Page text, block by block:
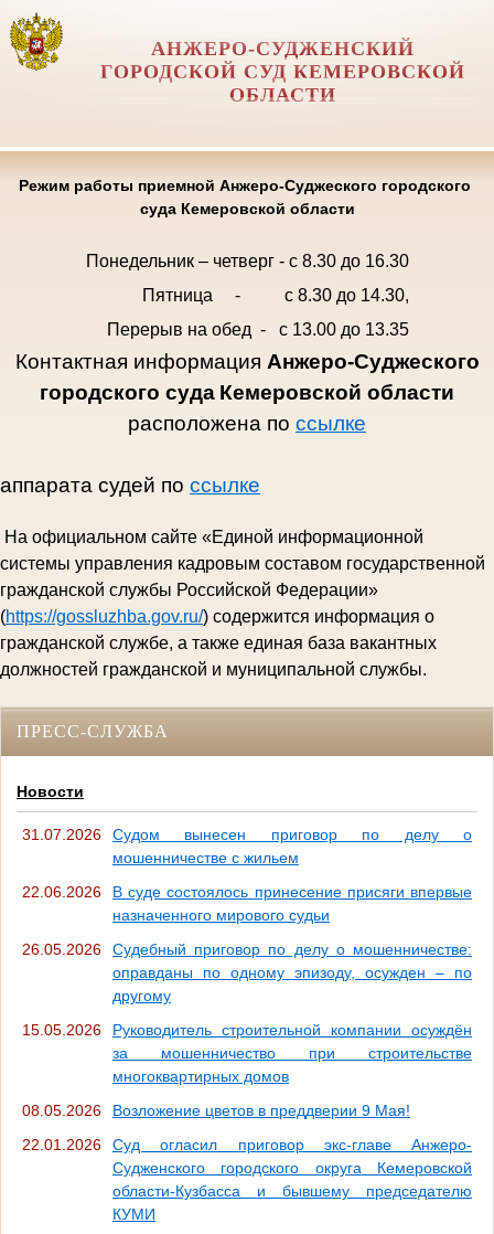
АНЖЕРО-СУДЖЕНСКИЙ
ГОРОДСКОЙ СУД КЕМЕРОВСКОЙ
ОБЛАСТИ
Режим работы приемной Анжеро-Суджеского городского
суда Кемеровской области
Понедельник – четверг - с 8.30 до 16.30
Пятница - с 8.30 до 14.30,
Перерыв на обед - с 13.00 до 13.35
Контактная информация Анжеро-Суджеского
городского суда Кемеровской области
расположена по ссылке
аппарата судей по ссылке
На официальном сайте «Единой информационной
системы управления кадровым составом государственной
гражданской службы Российской Федерации»
(https://gossluzhba.gov.ru/) содержится информация о
гражданской службе, а также единая база вакантных
должностей гражданской и муниципальной службы.
ПРЕСС-СЛУЖБА
Новости
31.07.2026
Судом вынесен приговор по делу о
мошенничестве с жильем
22.06.2026
В суде состоялось принесение присяги впервые
назначенного мирового судьи
26.05.2026
Судебный приговор по делу о мошенничестве:
оправданы по одному эпизоду, осужден – по
другому
15.05.2026
Руководитель строительной компании осуждён
за мошенничество при строительстве
многоквартирных домов
08.05.2026
Возложение цветов в преддверии 9 Мая!
22.01.2026
Суд огласил приговор экс-главе Анжеро-
Судженского городского округа Кемеровской
области-Кузбасса и бывшему председателю
КУМИ